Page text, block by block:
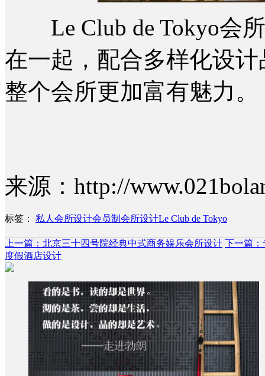
Le Club de Tokyo会所
在一起，配合多样化设
整个会所更加富有魅力。
来源：http://
标签： 私人会所设计会员制会所设计Le Club de Tokyo
上一篇：北京三十四号院经典中式商务娱乐会所设计 下一篇：
度假酒店设计